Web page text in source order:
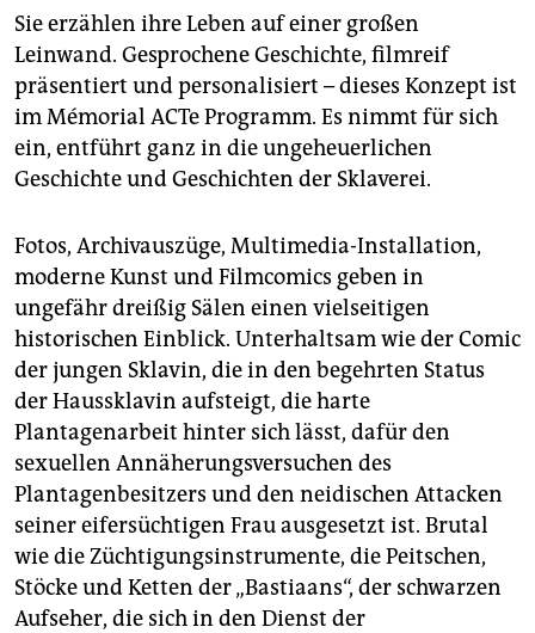
Sie erzählen ihre Leben auf einer großen
Leinwand. Gesprochene Geschichte, filmreif
präsentiert und personalisiert – dieses Konzept ist
im Mémorial ACTe Programm. Es nimmt für sich
ein, entführt ganz in die ungeheuerlichen
Geschichte und Geschichten der Sklaverei.
Fotos, Archivauszüge, Multimedia-Installation,
moderne Kunst und Filmcomics geben in
ungefähr dreißig Sälen einen vielseitigen
historischen Einblick. Unterhaltsam wie der Comic
der jungen Sklavin, die in den begehrten Status
der Haussklavin aufsteigt, die harte
Plantagenarbeit hinter sich lässt, dafür den
sexuellen Annäherungsversuchen des
Plantagenbesitzers und den neidischen Attacken
seiner eifersüchtigen Frau ausgesetzt ist. Brutal
wie die Züchtigungsinstrumente, die Peitschen,
Stöcke und Ketten der „Bastiaans“, der schwarzen
Aufseher, die sich in den Dienst der